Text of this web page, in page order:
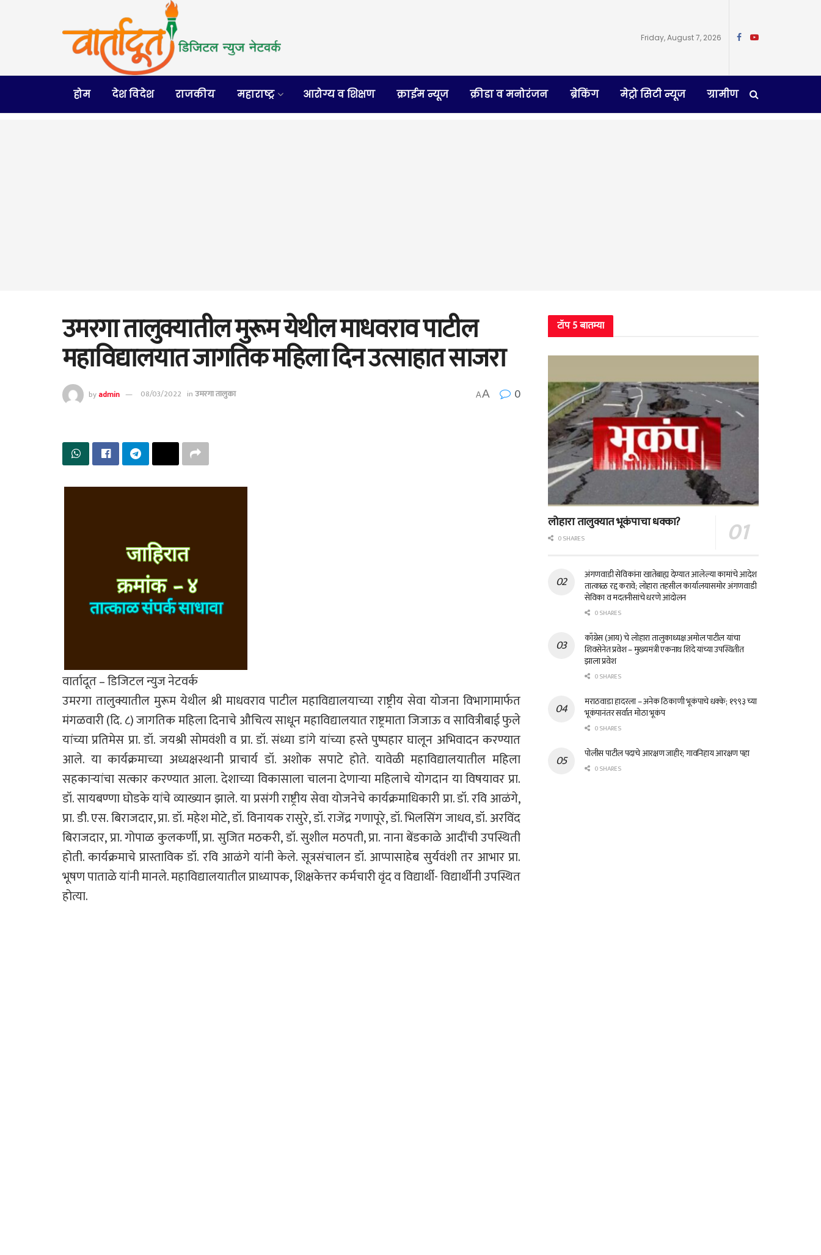
Friday, August 7, 2026
होम देश विदेश राजकीय महाराष्ट्र आरोग्य व शिक्षण क्राईम न्यूज क्रीडा व मनोरंजन ब्रेकिंग मेट्रो सिटी न्यूज ग्रामीण
उमरगा तालुक्यातील मुरूम येथील माधवराव पाटील
महाविद्यालयात जागतिक महिला दिन उत्साहात साजरा
byadmin 08/03/2022 inउमरगा तालुका AA 0
वार्तादूत – डिजिटल न्युज नेटवर्क
उमरगा तालुक्यातील मुरूम येथील श्री माधवराव पाटील महाविद्यालयाच्या राष्ट्रीय सेवा योजना विभागामार्फत
मंगळवारी (दि. ८) जागतिक महिला दिनाचे औचित्य साधून महाविद्यालयात राष्ट्रमाता जिजाऊ व सावित्रीबाई फुले
यांच्या प्रतिमेस प्रा. डॉ. जयश्री सोमवंशी व प्रा. डॉ. संध्या डांगे यांच्या हस्ते पुष्पहार घालून अभिवादन करण्यात
आले. या कार्यक्रमाच्या अध्यक्षस्थानी प्राचार्य डॉ. अशोक सपाटे होते. यावेळी महाविद्यालयातील महिला
सहकाऱ्यांचा सत्कार करण्यात आला. देशाच्या विकासाला चालना देणाऱ्या महिलाचे योगदान या विषयावर प्रा.
डॉ. सायबण्णा घोडके यांचे व्याख्यान झाले. या प्रसंगी राष्ट्रीय सेवा योजनेचे कार्यक्रमाधिकारी प्रा. डॉ. रवि आळंगे,
प्रा. डी. एस. बिराजदार, प्रा. डॉ. महेश मोटे, डॉ. विनायक रासुरे, डॉ. राजेंद्र गणापूरे, डॉ. भिलसिंग जाधव, डॉ. अरविंद
बिराजदार, प्रा. गोपाळ कुलकर्णी, प्रा. सुजित मठकरी, डॉ. सुशील मठपती, प्रा. नाना बेंडकाळे आदींची उपस्थिती
होती. कार्यक्रमाचे प्रास्ताविक डॉ. रवि आळंगे यांनी केले. सूत्रसंचालन डॉ. आप्पासाहेब सुर्यवंशी तर आभार प्रा.
भूषण पाताळे यांनी मानले. महाविद्यालयातील प्राध्यापक, शिक्षकेत्तर कर्मचारी वृंद व विद्यार्थी- विद्यार्थीनी उपस्थित
होत्या.
टॉप 5 बातम्या
लोहारा तालुक्यात भूकंपाचा धक्का?
0 SHARES
अंगणवाडी सेविकांना खातेबाह्य देण्यात आलेल्या कामांचे आदेश
तात्काळ रद्द करावे; लोहारा तहसील कार्यालयासमोर अंगणवाडी
सेविका व मदतनीसांचे धरणे आंदोलन
0 SHARES
काँग्रेस (आय) चे लोहारा तालुकाध्यक्ष अमोल पाटील यांचा
शिवसेनेत प्रवेश – मुख्यमंत्री एकनाथ शिंदे यांच्या उपस्थितीत
झाला प्रवेश
0 SHARES
मराठवाडा हादरला – अनेक ठिकाणी भूकंपाचे धक्के; १९९३ च्या
भूकंपानंतर सर्वात मोठा भूकंप
0 SHARES
पोलीस पाटील पदाचे आरक्षण जाहीर; गावनिहाय आरक्षण पहा
0 SHARES